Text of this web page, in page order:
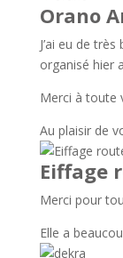
Orano
J’ai eu de
organisé hier
Merci à toute
Au plaisir de
Eiffage
Merci pour
Elle a